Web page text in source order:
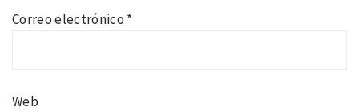
Correo electrónico *
Web